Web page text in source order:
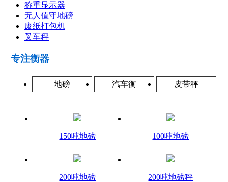
称重显示器
无人值守地磅
废纸打包机
叉车秤
专注衡器
地磅 汽车衡 皮带秤
150吨地磅 100吨地磅
200吨地磅 200吨地磅秤